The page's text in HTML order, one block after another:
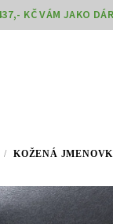
KČ VÁM JAKO
/ KOŽENÁ